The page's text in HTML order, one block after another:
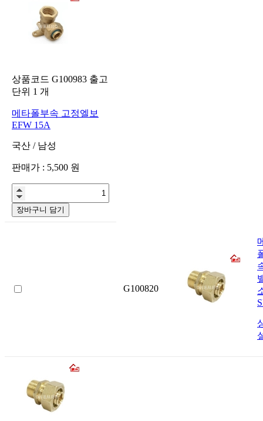
상품코드 G100983 출고
단위 1 개
메타폴부속 고정엘보
EFW 15A
국산 / 남성
판매가 : 5,500 원
장바구니 담기
G100820